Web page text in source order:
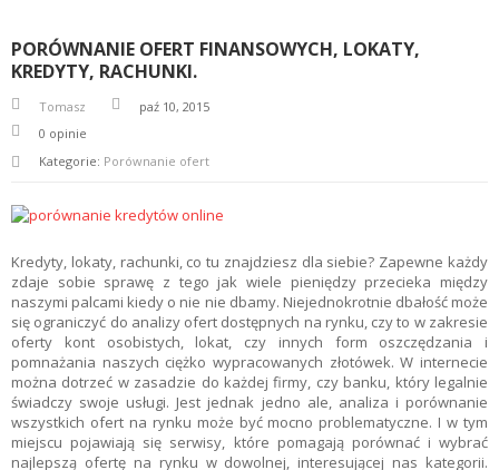
PORÓWNANIE OFERT FINANSOWYCH, LOKATY,
KREDYTY, RACHUNKI.
Tomasz
paź 10, 2015
0 opinie
Kategorie: Porównanie ofert
Kredyty, lokaty, rachunki, co tu znajdziesz dla siebie? Zapewne każdy
zdaje sobie sprawę z tego jak wiele pieniędzy przecieka między
naszymi palcami kiedy o nie nie dbamy. Niejednokrotnie dbałość może
się ograniczyć do analizy ofert dostępnych na rynku, czy to w zakresie
oferty kont osobistych, lokat, czy innych form oszczędzania i
pomnażania naszych ciężko wypracowanych złotówek. W internecie
można dotrzeć w zasadzie do każdej firmy, czy banku, który legalnie
świadczy swoje usługi. Jest jednak jedno ale, analiza i porównanie
wszystkich ofert na rynku może być mocno problematyczne. I w tym
miejscu pojawiają się serwisy, które pomagają porównać i wybrać
najlepszą ofertę na rynku w dowolnej, interesującej nas kategorii.